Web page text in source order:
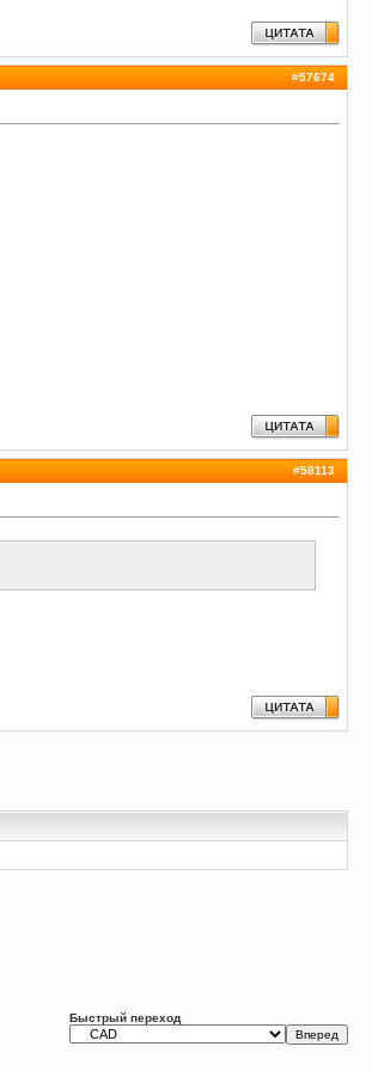
#57674
#58113
Быстрый переход